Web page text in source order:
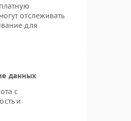
отслеживать
для
данных
с
и